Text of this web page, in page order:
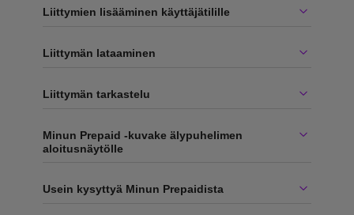
Liittymien lisääminen käyttäjätilille
Liittymän lataaminen
Liittymän tarkastelu
Minun Prepaid -kuvake älypuhelimen
aloitusnäytölle
Usein kysyttyä Minun Prepaidista